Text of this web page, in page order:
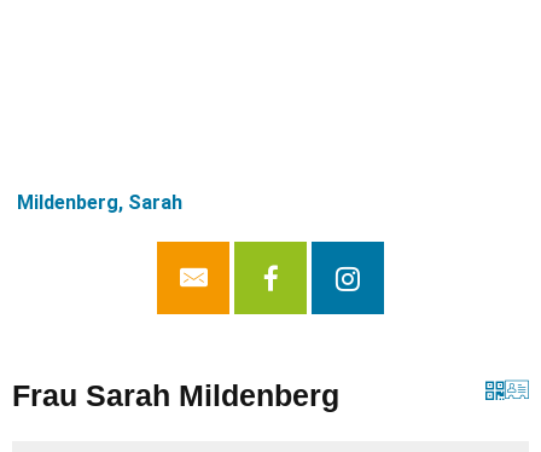
Mildenberg, Sarah
Frau Sarah Mildenberg